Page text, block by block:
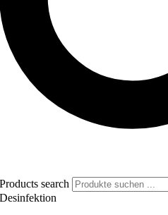
Products search
Desinfektion